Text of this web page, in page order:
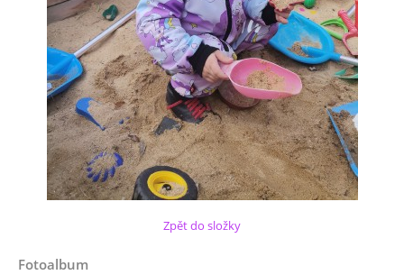
Zpět do složky
Fotoalbum